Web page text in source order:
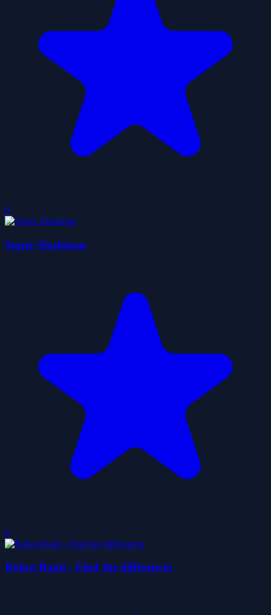
0
Super Slashman
0
Robot Band - Find the differences